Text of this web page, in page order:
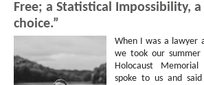
Free; a Statistical Impossibility,
choice.”
When I was a lawyer
we took our summer
Holocaust
spoke to us and